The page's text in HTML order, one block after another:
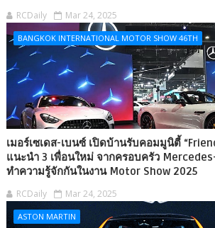
RCDaily Mar 24, 2025
BANGKOK INTERNATIONAL MOTOR SHOW 46TH
เมอร์เซเดส-เบนซ์ เปิดบ้านรับคอมมูนิตี้
แนะนำ 3 เพื่อนใหม่ จากครอบครัว
ทำความรู้จักกันในงาน Motor Show 2025
RCDaily Mar 24, 2025
ASTON MARTIN